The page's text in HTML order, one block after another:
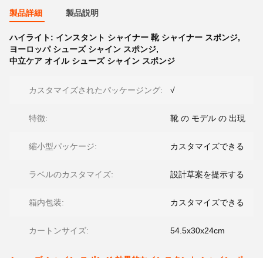
製品詳細 製品説明
ハイライト: インスタント シャイナー 靴 シャイナー スポンジ,
ヨーロッパ シューズ シャイン スポンジ,
中立ケア オイル シューズ シャイン スポンジ
カスタマイズされたパッケージング: √
特徴: 靴 の モデル の 出現
縮小型パッケージ: カスタマイズできる
ラベルのカスタマイズ: 設計草案を提示する
箱内包装: カスタマイズできる
カートンサイズ: 54.5x30x24cm